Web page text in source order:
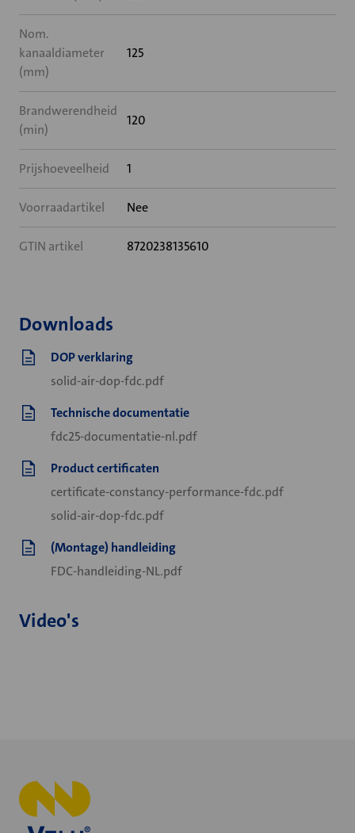
Nom.
kanaaldiameter
(mm)
125
Brandwerendheid
(min)
120
Prijshoeveelheid 1
Voorraadartikel Nee
GTIN artikel 8720238135610
Downloads
DOP verklaring
solid-air-dop-fdc.pdf
Technische documentatie
fdc25-documentatie-nl.pdf
Product certificaten
certificate-constancy-performance-fdc.pdf
solid-air-dop-fdc.pdf
(Montage) handleiding
FDC-handleiding-NL.pdf
Video's